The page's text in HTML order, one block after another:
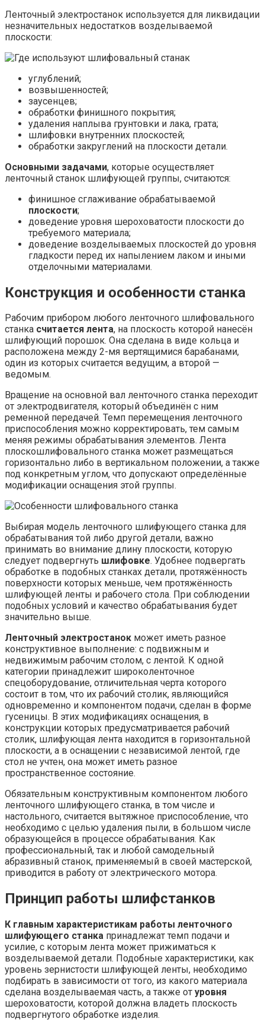
Ленточный электростанок используется для ликвидации
незначительных недостатков возделываемой
плоскости:
углублений;
возвышенностей;
заусенцев;
обработки финишного покрытия;
удаления наплыва грунтовки и лака, грата;
шлифовки внутренних плоскостей;
обработки закруглений на плоскости детали.
Основными задачами, которые осуществляет
ленточный станок шлифующей группы, считаются:
финишное сглаживание обрабатываемой
плоскости;
доведение уровня шероховатости плоскости до
требуемого материала;
доведение возделываемых плоскостей до уровня
гладкости перед их напылением лаком и иными
отделочными материалами.
Конструкция и особенности станка
Рабочим прибором любого ленточного шлифовального
станка считается лента, на плоскость которой нанесён
шлифующий порошок. Она сделана в виде кольца и
расположена между 2-мя вертящимися барабанами,
один из которых считается ведущим, а второй —
ведомым.
Вращение на основной вал ленточного станка переходит
от электродвигателя, который объединён с ним
ременной передачей. Темп перемещения ленточного
приспособления можно корректировать, тем самым
меняя режимы обрабатывания элементов. Лента
плоскошлифовального станка может размещаться
горизонтально либо в вертикальном положении, а также
под конкретным углом, что допускают определённые
модификации оснащения этой группы.
Выбирая модель ленточного шлифующего станка для
обрабатывания той либо другой детали, важно
принимать во внимание длину плоскости, которую
следует подвергнуть шлифовке. Удобнее подвергать
обработке в подобных станках детали, протяжённость
поверхности которых меньше, чем протяжённость
шлифующей ленты и рабочего стола. При соблюдении
подобных условий и качество обрабатывания будет
значительно выше.
Ленточный электростанок может иметь разное
конструктивное выполнение: с подвижным и
недвижимым рабочим столом, с лентой. К одной
категории принадлежит широколенточное
спецоборудование, отличительная черта которого
состоит в том, что их рабочий столик, являющийся
одновременно и компонентом подачи, сделан в форме
гусеницы. В этих модификациях оснащения, в
конструкции которых предусматривается рабочий
столик, шлифующая лента находится в горизонтальной
плоскости, а в оснащении с независимой лентой, где
стол не учтен, она может иметь разное
пространственное состояние.
Обязательным конструктивным компонентом любого
ленточного шлифующего станка, в том числе и
настольного, считается вытяжное приспособление, что
необходимо с целью удаления пыли, в большом числе
образующейся в процессе обрабатывания. Как
профессиональный, так и любой самодельный
абразивный станок, применяемый в своей мастерской,
приводится в работу от электрического мотора.
Принцип работы шлифстанков
К главным характеристикам работы ленточного
шлифующего станка принадлежат темп подачи и
усилие, с которым лента может прижиматься к
возделываемой детали. Подобные характеристики, как
уровень зернистости шлифующей ленты, необходимо
подбирать в зависимости от того, из какого материала
сделана возделываемая часть, а также от уровня
шероховатости, которой должна владеть плоскость
подвергнутого обработке изделия.